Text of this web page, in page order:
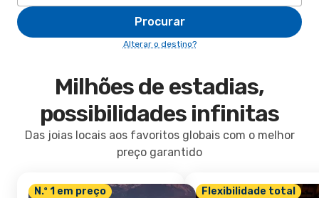
Procurar
Alterar o destino?
Milhões de estadias,
possibilidades infinitas
Das joias locais aos favoritos globais com o melhor
preço garantido
N.º 1 em preço Flexibilidade total